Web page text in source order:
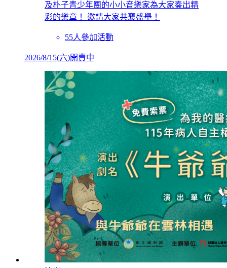
及朴子青少年團的小小音樂家為大家奏出精
彩的樂章！ 邀請大家共襄盛舉！
55人參加活動
2026/8/15(六)開賣中